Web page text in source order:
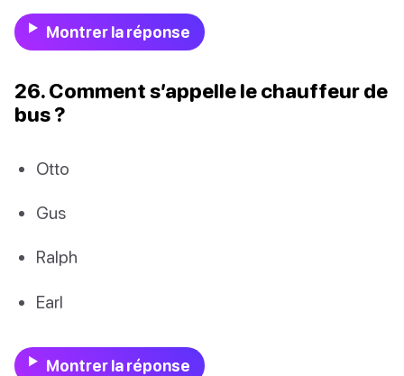
Montrer la réponse
26. Comment s’appelle le chauffeur de
bus ?
Otto
Gus
Ralph
Earl
Montrer la réponse